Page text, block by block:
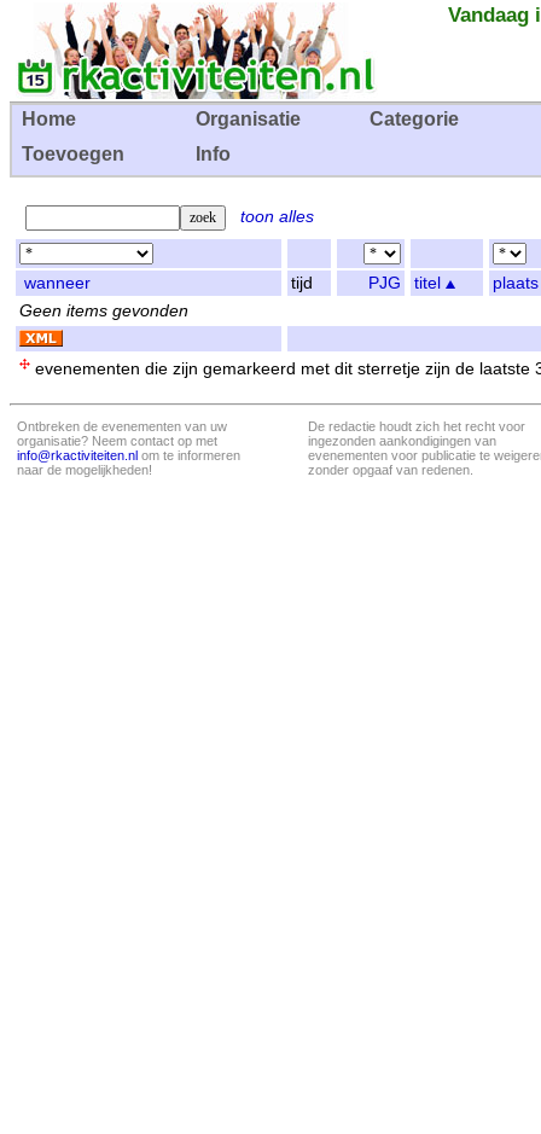
Vandaag
Home Organisatie
Categorie
Toevoegen
Info
toon alles
wanneer tijd PJG titel
plaats
Geen items gevonden
evenementen die zijn gemarkeerd met dit sterretje zijn de laatste
Ontbreken de evenementen van uw
organisatie? Neem contact op met
info@rkactiviteiten.nl om te informeren
naar de mogelijkheden!
De redactie houdt zich het recht voor
ingezonden aankondigingen van
evenementen voor publicatie te
zonder opgaaf van redenen.